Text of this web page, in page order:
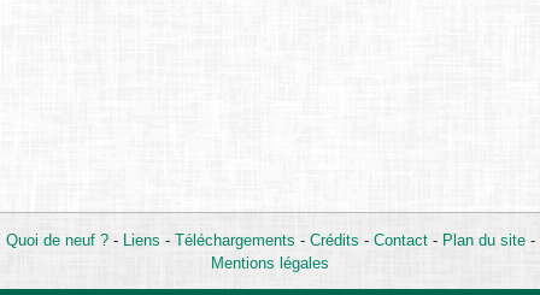
Quoi de neuf ?- Liens - Téléchargements - Crédits - Contact- Plan du site-
Mentions légales